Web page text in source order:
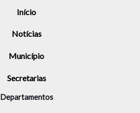
Início
Notícias
Município
Secretarias
Departamentos